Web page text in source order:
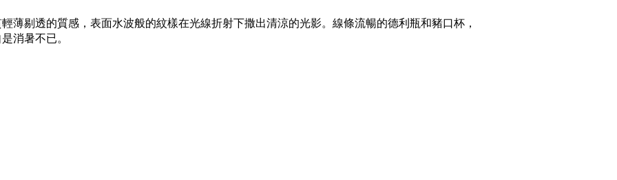
薄剔透的質感，表面水波般的紋樣在光線折射下撒出清涼的光影。線條流暢的德利瓶和豬口杯，
消暑不已。